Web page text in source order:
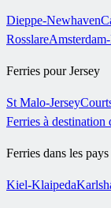
Dieppe-Newhaven
Rosslare
Ferries pour Jersey
St Malo-Jersey
Ferries à destination
Ferries dans les
Kiel-Klaipeda